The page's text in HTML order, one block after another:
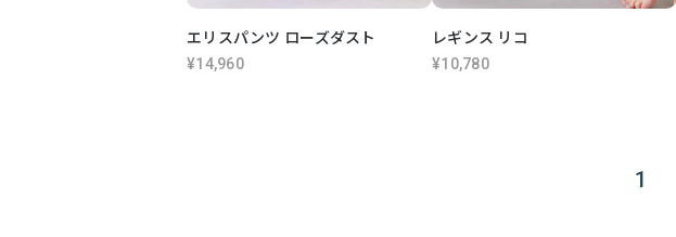
エリスパンツ ローズダスト
¥14,960
レギンス リコ
¥10,780
1